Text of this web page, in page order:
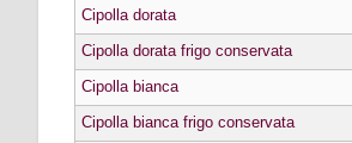
Cipolla dorata
Cipolla dorata frigo conservata
Cipolla bianca
Cipolla bianca frigo conservata